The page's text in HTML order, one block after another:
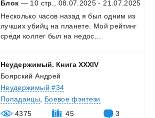
Блок — 10 стр., 08.07.2025 - 21.07.2025
Несколько часов назад я был одним из
лучших убийц на планете. Мой рейтинг
среди коллег был на недос...
Неудержимый. Книга XXXIV
Боярский Андрей
Неудержимый #34
Попаданцы
Боевое фэнтези
4375
45
3